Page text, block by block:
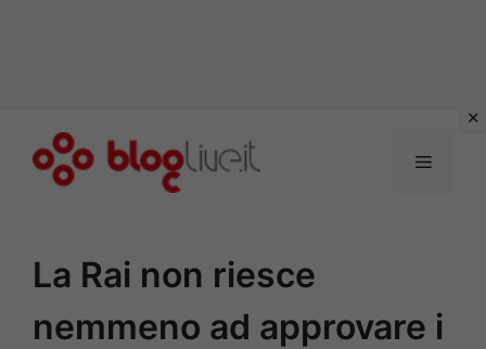
Menu
La Rai non riesce
nemmeno ad approvare i